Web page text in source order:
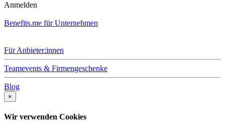
Anmelden
Benefits.me für Unternehmen
Für Anbieter:innen
Teamevents & Firmengeschenke
Blog
×
Wir verwenden Cookies